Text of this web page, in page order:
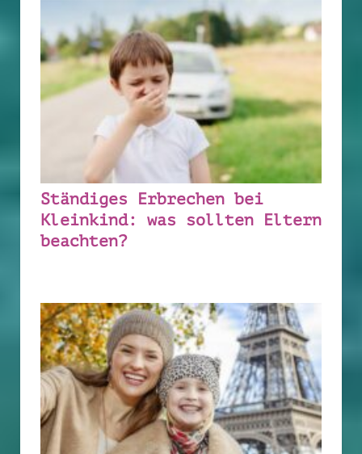
Ständiges Erbrechen bei
Kleinkind: was sollten Eltern
beachten?